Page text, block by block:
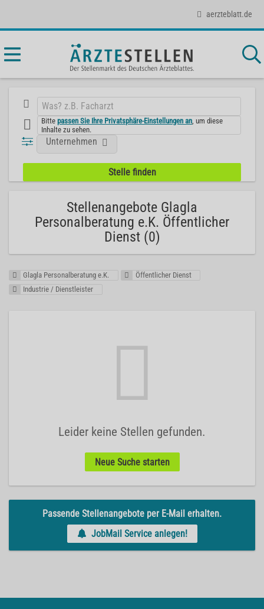
aerzteblatt.de
Bittepassen Sie Ihre Privatsphäre-Einstellungen an , um diese
Inhalte zu sehen.
Unternehmen
Stellenangebote Glagla
Personalberatung e.K. Öffentlicher
Dienst (0)
Glagla Personalberatung e.K.
Öffentlicher Dienst
Industrie / Dienstleister
Leider keine Stellen gefunden.
Neue Suche starten
Passende Stellenangebote per E-Mail erhalten.
JobMail Service anlegen!